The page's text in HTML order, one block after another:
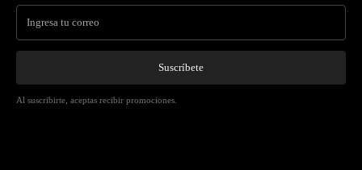
Suscríbete
Al suscribirte, aceptas recibir promociones.